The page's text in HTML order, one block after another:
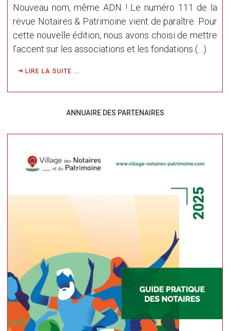
Nouveau nom, même ADN ! Le numéro 111 de la
revue Notaires & Patrimoine vient de paraître. Pour
cette nouvelle édition, nous avons choisi de mettre
l’accent sur les associations et les fondations (…)
LIRE LA SUITE ...
ANNUAIRE DES PARTENAIRES